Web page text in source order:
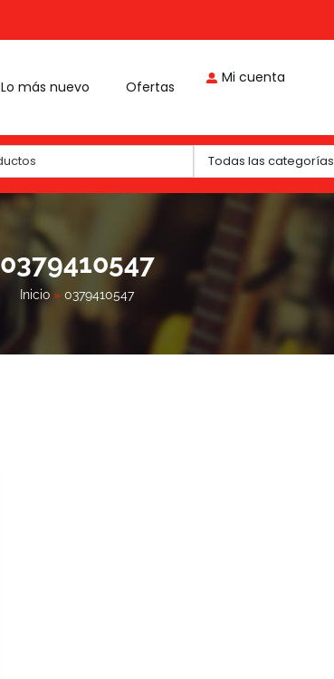
Lo más nuevo Ofertas
Mi cuenta
Todas las categorías
0379410547
Inicio » 0379410547